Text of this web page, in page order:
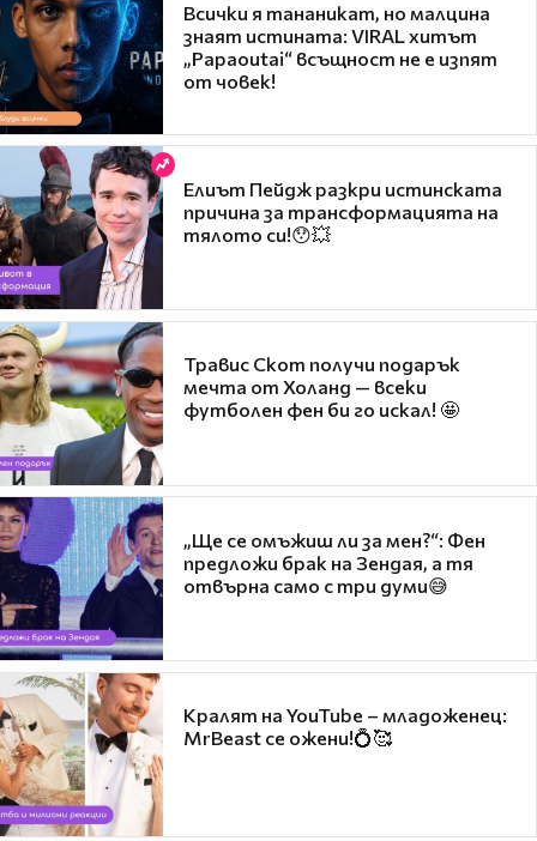
Всички я тананикат, но малцина
знаят истината: VIRAL хитът
„Papaoutai“ всъщност не е изпят
от човек!
Елиът Пейдж разкри истинската
причина за трансформацията на
тялото си!😯💥
Травис Скот получи подарък
мечта от Холанд — всеки
футболен фен би го искал! 🤩
„Ще се омъжиш ли за мен?“: Фен
предложи брак на Зендая, а тя
отвърна само с три думи😅
Кралят на YouTube – младоженец:
MrBeast се ожени!💍🥰